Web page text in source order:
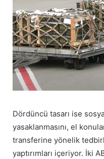
Dördüncü tasarı ise
yasaklanmasını, el
transferine yönelik
yaptırımları içeriyor. İki